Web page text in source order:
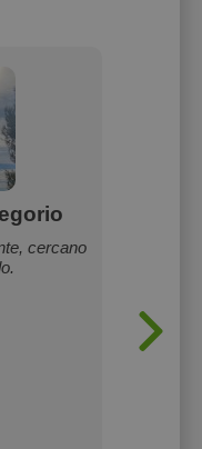
cercano